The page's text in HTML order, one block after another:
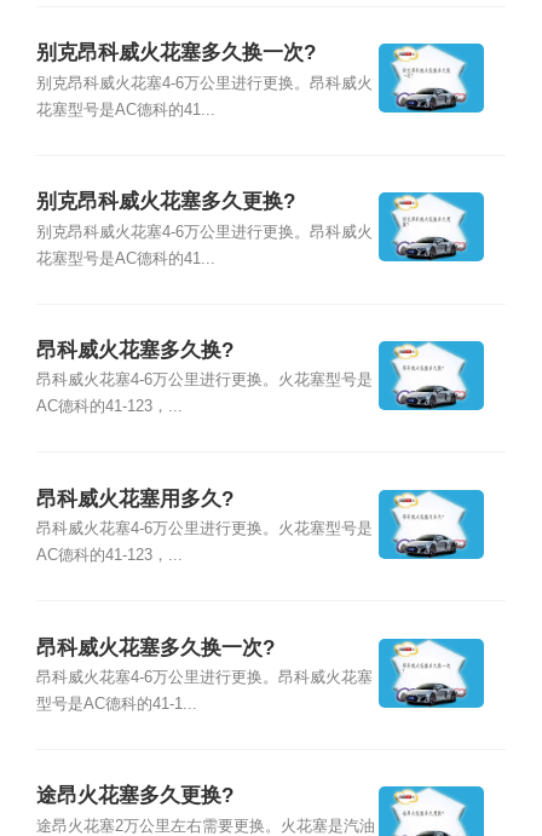
别克昂科威火花塞多久换一次?
别克昂科威火花塞4-6万公里进行更换。昂科威火
花塞型号是AC德科的41...
别克昂科威火花塞多久更换?
别克昂科威火花塞4-6万公里进行更换。昂科威火
花塞型号是AC德科的41...
昂科威火花塞多久换?
昂科威火花塞4-6万公里进行更换。火花塞型号是
AC德科的41-123，...
昂科威火花塞用多久?
昂科威火花塞4-6万公里进行更换。火花塞型号是
AC德科的41-123，...
昂科威火花塞多久换一次?
昂科威火花塞4-6万公里进行更换。昂科威火花塞
型号是AC德科的41-1...
途昂火花塞多久更换?
途昂火花塞2万公里左右需要更换。火花塞是汽油